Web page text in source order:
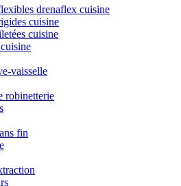
drenaflex cuisine
cuisine
cuisine
vaisselle
robinetterie
fin